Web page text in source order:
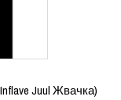
Juul Жвачка)